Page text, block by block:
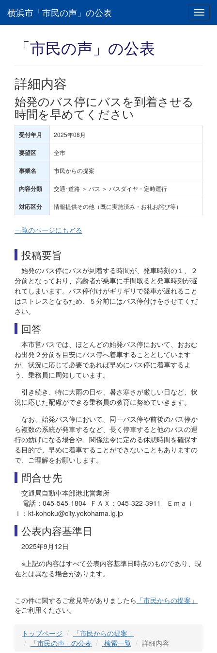
横浜市「市民の声」の公表
「市民の声」の公表
詳細内容
始発のバス停にバスを到着させる
時間を早めてください
受付年月 2025年08月
要望区 全市
事業名 市民からの提案
内容分類 交通･道路 ＞ バス ＞ バスダイヤ・定時運行
対応区分 情報提供その他（既に実施済み・お礼お詫び等）
一覧のページにもどる
投稿要旨
始発のバス停にバスが到着する時間が、発車時刻の１、２
分前となっており、高齢者が乗車に手間取ると発車時刻が遅
れてしまいます。バス停付けがギリギリで発車が遅れること
はストレスとなるため、５分前にはバス停付けをさせてくだ
さい。
回答
本市営バスでは、ほとんどの始発バス停において、おおむ
ね出発２分前を目安にバス停へ着車することとしています
が、状況に応じて必要であれば早めにバス停に着車するよ
う、乗務員に周知しています。
引き続き、特に大雨の日や、暑さ寒さが厳しい日など、状
況に応じた配慮ができる乗務員の教育に努めていきます。
なお、始発バス停において、同一バス停や前後のバス停か
ら複数の系統が発車するなど、長く停車すると他のバスの運
行の妨げになる場合や、関係法令に定める休憩時間を確保す
る目的で、早めに着車することができないこともありますの
で、ご理解をお願いします。
問合せ先
交通局自動車本部港北営業所
電話：045-545-1804 ＦＡＸ：045-322-3911 Ｅｍａｉ
ｌ：kt-kohoku@city.yokohama.lg.jp
公表内容基準日
2025年9月12日
※上記の内容はすべて公表内容基準日時点のものであり、現
在とは異なる場合があります。
この件に関するご意見等がありましたら 「市民からの提案」
をご利用ください。
トップページ
「市民からの提案」
「市民の声」の公表
検索一覧 詳細内容